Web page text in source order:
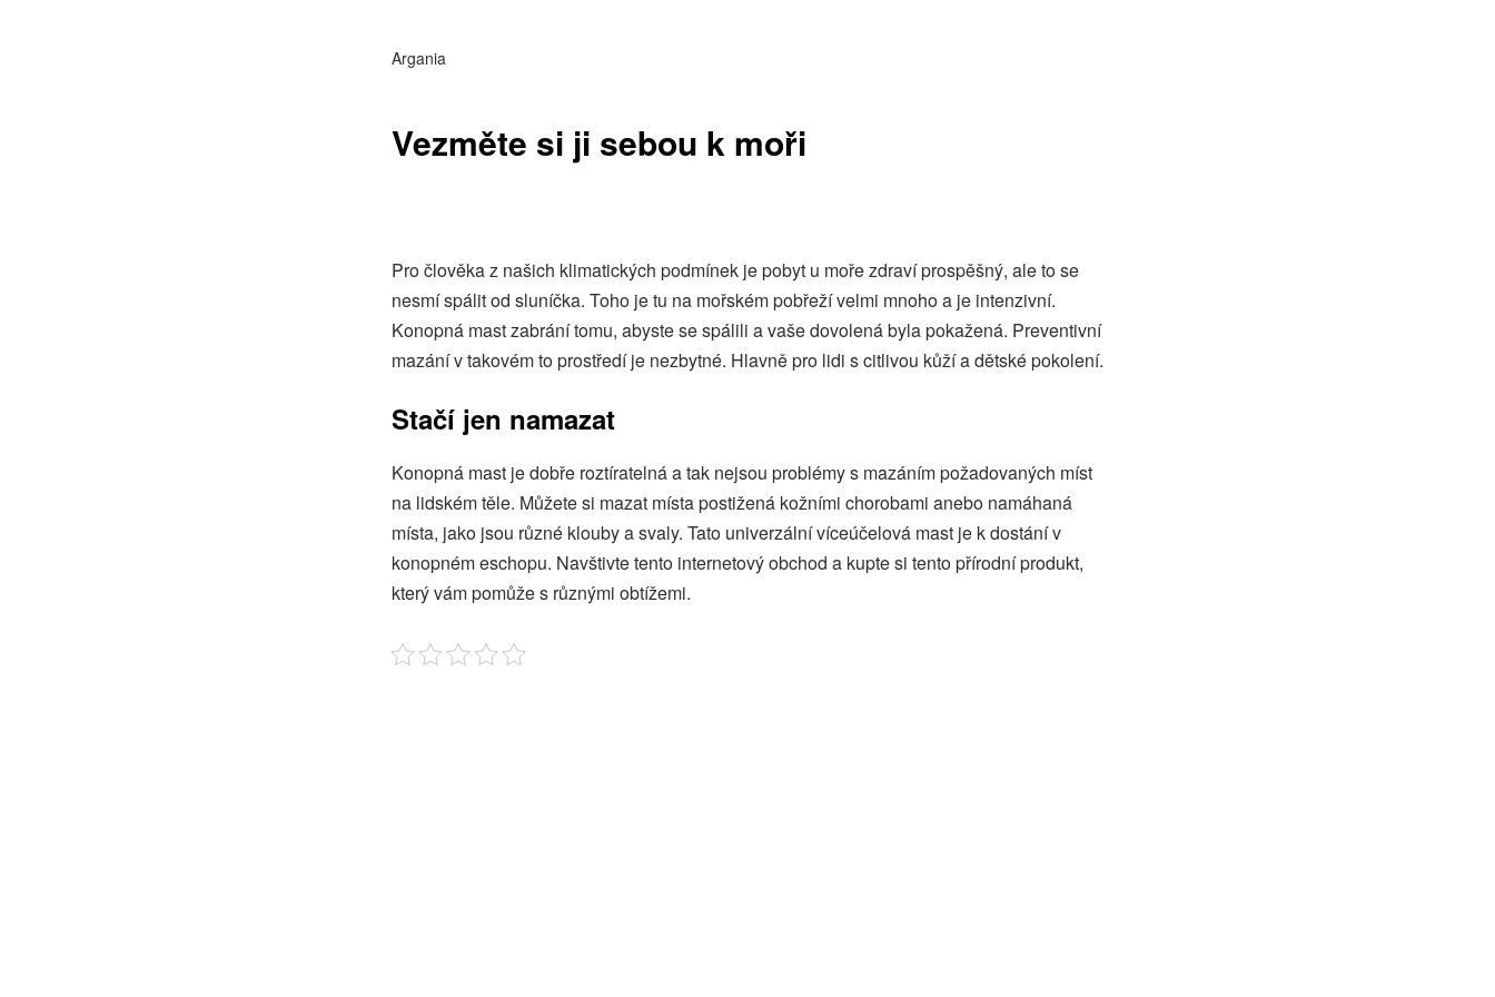
Argania
Vezměte si ji sebou k moři
Pro člověka z našich klimatických podmínek je pobyt u moře zdraví prospěšný, ale to se
nesmí spálit od sluníčka. Toho je tu na mořském pobřeží velmi mnoho a je intenzivní.
Konopná mastzabrání tomu, abyste se spálili a vaše dovolená byla pokažená. Preventivní
mazání v takovém to prostředí je nezbytné. Hlavně pro lidi s citlivou kůží a dětské pokolení.
Stačí jen namazat
Konopná mast je dobře roztíratelná a tak nejsou problémy s mazáním požadovaných míst
na lidském těle. Můžete si mazat místa postižená kožními chorobami anebo namáhaná
místa, jako jsou různé klouby a svaly. Tato univerzální víceúčelová mast je k dostání v
konopném eschopu. Navštivte tento internetový obchod a kupte si tento přírodní produkt,
který vám pomůže s různými obtížemi.